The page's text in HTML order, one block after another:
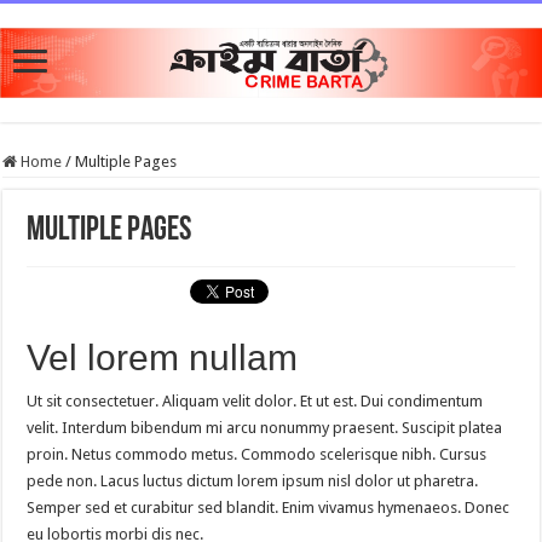
Home / Multiple Pages
Multiple Pages
Vel lorem nullam
Ut sit consectetuer. Aliquam velit dolor. Et ut est. Dui condimentum
velit. Interdum bibendum mi arcu nonummy praesent. Suscipit platea
proin. Netus commodo metus. Commodo scelerisque nibh. Cursus
pede non. Lacus luctus dictum lorem ipsum nisl dolor ut pharetra.
Semper sed et curabitur sed blandit. Enim vivamus hymenaeos. Donec
eu lobortis morbi dis nec.